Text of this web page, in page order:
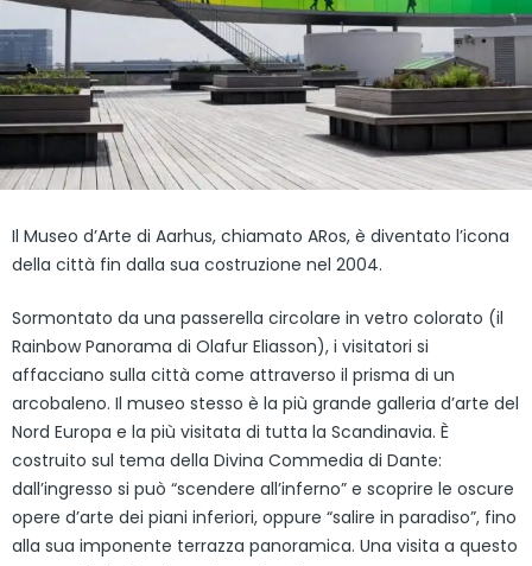
Il Museo d’Arte di Aarhus, chiamato ARos, è diventato l’icona
della città fin dalla sua costruzione nel 2004.
Sormontato da una passerella circolare in vetro colorato (il
Rainbow Panorama di Olafur Eliasson), i visitatori si
affacciano sulla città come attraverso il prisma di un
arcobaleno. Il museo stesso è la più grande galleria d’arte del
Nord Europa e la più visitata di tutta la Scandinavia. È
costruito sul tema della Divina Commedia di Dante:
dall’ingresso si può “scendere all’inferno” e scoprire le oscure
opere d’arte dei piani inferiori, oppure “salire in paradiso”, fino
alla sua imponente terrazza panoramica. Una visita a questo